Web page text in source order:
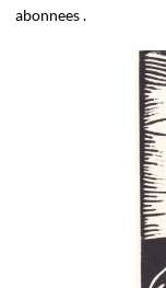
abonnees .